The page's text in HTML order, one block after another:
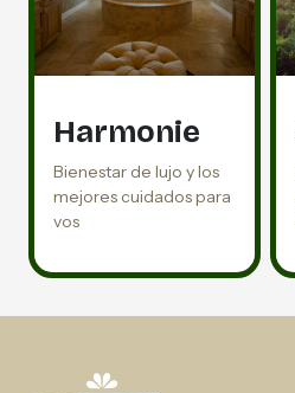
Harmonie
Bienestar de lujo y los
mejores cuidados para
vos